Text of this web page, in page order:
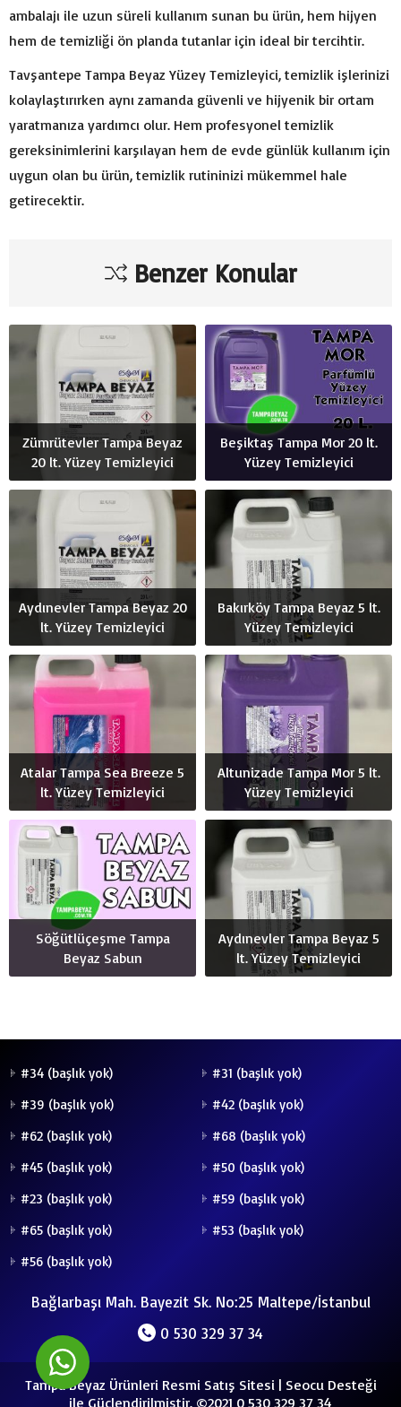
ambalajı ile uzun süreli kullanım sunan bu ürün, hem hijyen
hem de temizliği ön planda tutanlar için ideal bir tercihtir.
Tavşantepe Tampa Beyaz Yüzey Temizleyici, temizlik işlerinizi
kolaylaştırırken aynı zamanda güvenli ve hijyenik bir ortam
yaratmanıza yardımcı olur. Hem profesyonel temizlik
gereksinimlerini karşılayan hem de evde günlük kullanım için
uygun olan bu ürün, temizlik rutininizi mükemmel hale
getirecektir.
Benzer Konular
Zümrütevler Tampa Beyaz
20 lt. Yüzey Temizleyici
Beşiktaş Tampa Mor 20 lt.
Yüzey Temizleyici
Aydınevler Tampa Beyaz 20
lt. Yüzey Temizleyici
Bakırköy Tampa Beyaz 5 lt.
Yüzey Temizleyici
Atalar Tampa Sea Breeze 5
lt. Yüzey Temizleyici
Altunizade Tampa Mor 5 lt.
Yüzey Temizleyici
Söğütlüçeşme Tampa
Beyaz Sabun
Aydınevler Tampa Beyaz 5
lt. Yüzey Temizleyici
#34 (başlık yok)
#31 (başlık yok)
#39 (başlık yok)
#42 (başlık yok)
#62 (başlık yok)
#68 (başlık yok)
#45 (başlık yok)
#50 (başlık yok)
#23 (başlık yok)
#59 (başlık yok)
#65 (başlık yok)
#53 (başlık yok)
#56 (başlık yok)
Bağlarbaşı Mah. Bayezit Sk. No:25 Maltepe/İstanbul
0 530 329 37 34
Tampa Beyaz Ürünleri Resmi Satış Sitesi | Seocu Desteği
ile Güçlendirilmiştir. ©2021 0 530 329 37 34